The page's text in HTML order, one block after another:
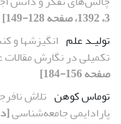
3، 1392، صفحه 128-149]
تولیـد علم انگیزشها و
تکمیلی در نگارش مقالات
صفحه 156-184]
توماس کوهن تلاش
پارادایمی جامعه‌شناسی[دوره 7،